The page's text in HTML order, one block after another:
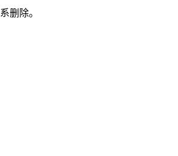
删除。